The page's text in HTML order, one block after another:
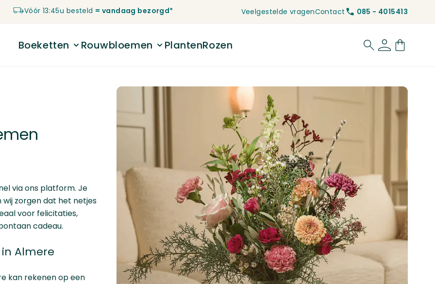
Vóór 13:45u besteld = vandaag bezorgd* Veelgestelde vragenContact
085 - 4015413
Boeketten Toggle submenu for Boeketten
Rouwbloemen Toggle submenu for Rouwbloemen
PlantenRozen
via ons platform. Je
zorgen dat het netjes
voor felicitaties,
cadeau.
Almere
kan rekenen op een